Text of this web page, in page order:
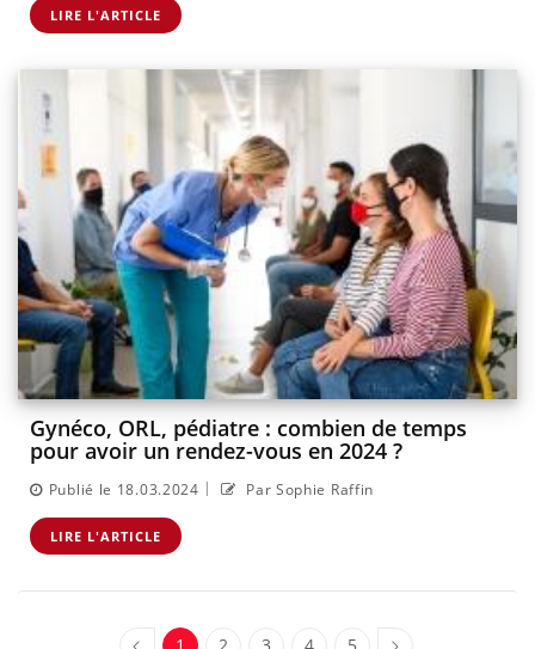
LIRE L'ARTICLE
Gynéco, ORL, pédiatre : combien de temps
pour avoir un rendez-vous en 2024 ?
Publié le 18.03.2024 | Par Sophie Raffin
LIRE L'ARTICLE